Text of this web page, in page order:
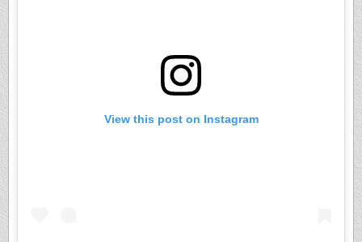
View this post on Instagram